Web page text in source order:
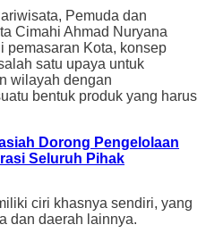
Pemuda dan
Cimahi Ahmad Nuryana
pemasaran Kota, konsep
satu upaya untuk
wilayah dengan
bentuk produk yang harus
Dorong Pengelolaan
Seluruh Pihak
ciri khasnya sendiri, yang
dan daerah lainnya.